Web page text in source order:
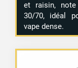
et raisin, note
30/70, idéal
vape dense.